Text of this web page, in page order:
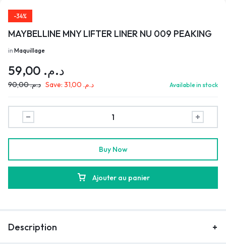
-34%
MAYBELLINE MNY LIFTER LINER NU 009 PEAKING
in Maquillage
د.م.
د.م.90,00 Save: د.م. Available in stock
Ajouter au panier
Buy Now
Description